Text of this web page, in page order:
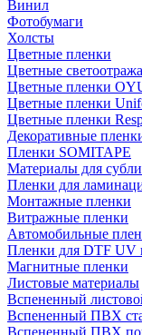
Винил
Фотобумаги
Холсты
Цветные пленки
Цветные
Цветные пленки
Цветные пленки
Цветные пленки
Декоративные
Пленки SOMITAPE
Материалы для
Пленки для
Монтажные пленки
Витражные пленки
Автомобильные
Пленки для DTF UV
Магнитные пленки
Листовые материалы
Вспененный
Вспененный ПВХ
Вспененный ПВХ